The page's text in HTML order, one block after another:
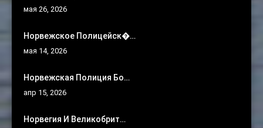
мая 26, 2026
Норвежское Полицейск�…
мая 14, 2026
Норвежская Полиция Бо…
апр 15, 2026
Норвегия И Великобрит…